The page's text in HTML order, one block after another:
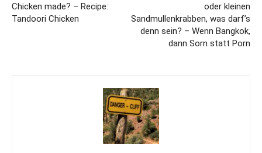
Chicken made? – Recipe:
Tandoori Chicken
oder kleinen
Sandmullenkrabben, was darf’s
denn sein? – Wenn Bangkok,
dann Sorn statt Porn